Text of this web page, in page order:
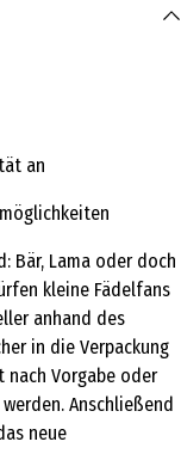
an
Bär, Lama oder doch
kleine Fädelfans
anhand des
in die Verpackung
nach Vorgabe oder
Anschließend
neue